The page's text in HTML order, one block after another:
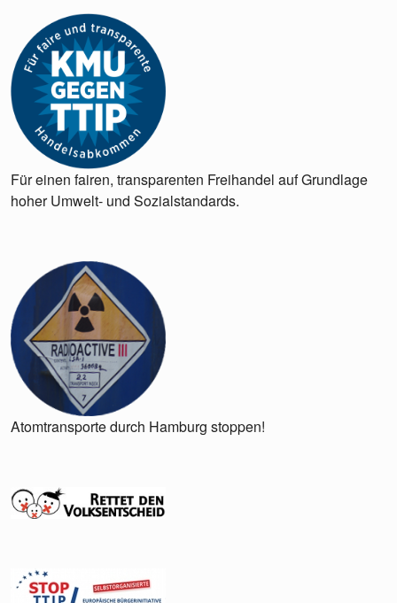
Für einen fairen, transparenten Freihandel auf Grundlage
hoher Umwelt- und Sozialstandards.
Atomtransporte durch Hamburg stoppen!